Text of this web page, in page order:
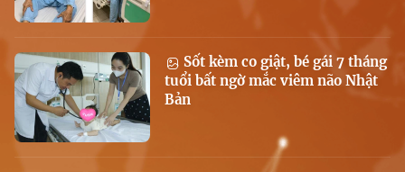
Sốt kèm co giật, bé gái 7 tháng
tuổi bất ngờ mắc viêm não Nhật
Bản